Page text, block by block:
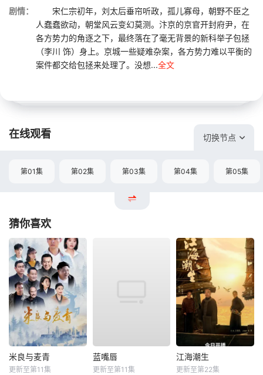
剧情：
宋仁宗初年，刘太后垂帘听政，孤儿寡母，朝野不臣之
人蠢蠢欲动，朝堂风云变幻莫测。汴京的京官开封府尹，在
各方势力的角逐之下，最终落在了毫无背景的新科举子包拯
（李川 饰）身上。京城一些疑难杂案，各方势力难以平衡的
案件都交给包拯来处理了。没想...全文
在线观看 切换节点
第01集 第02集 第03集 第04集 第05集
猜你喜欢
米良与麦青
更新至第11集
蓝嘴唇
更新至第11集
江海潮生
更新至第22集